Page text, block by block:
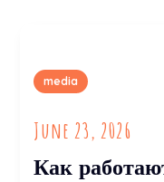
media
June 23, 2026
Как